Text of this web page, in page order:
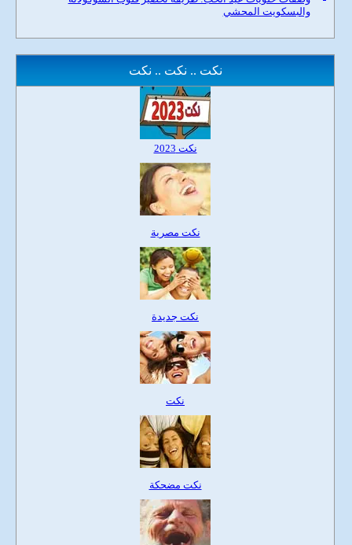
والبسكويت المحشي
نكت .. نكت .. نكت
نكت 2023
نكت مصرية
نكت جديدة
نكت
نكت مضحكة